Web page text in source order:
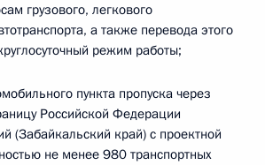
грузового, легкового
а также перевода этого
режим работы;
пункта пропуска через
Российской Федерации
(Забайкальский край) с проектной
не менее 980 транспортных